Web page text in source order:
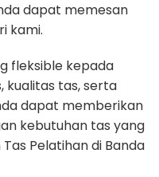
dapat memesan
kami.
fleksible kepada
kualitas tas, serta
dapat memberikan
kebutuhan tas yang
Pelatihan di Banda